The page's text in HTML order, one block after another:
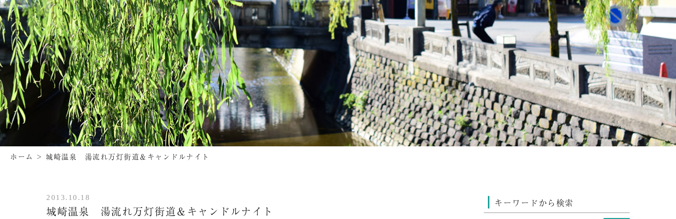
ホーム > 城崎温泉 湯流れ万灯街道＆キャンドルナイト
2013.10.18
城崎温泉 湯流れ万灯街道＆キャンドルナイト
キーワードから検索